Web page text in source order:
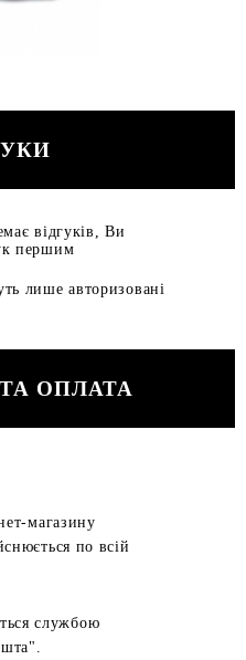
відгуків, Ви
першим
лише авторизовані
ОПЛАТА
магазину
по всій
службою